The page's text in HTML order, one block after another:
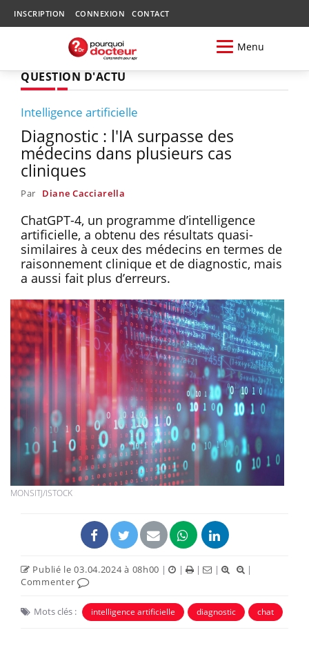
INSCRIPTION CONNEXION CONTACT
Menu
QUESTION D'ACTU
Intelligence artificielle
Diagnostic : l'IA surpasse des
médecins dans plusieurs cas
cliniques
Par Diane Cacciarella
ChatGPT-4, un programme d’intelligence
artificielle, a obtenu des résultats quasi-
similaires à ceux des médecins en termes de
raisonnement clinique et de diagnostic, mais
a aussi fait plus d’erreurs.
MONSITJ/ISTOCK
Publié le 03.04.2024 à 08h00 | | | |
|
Commenter
Mots clés : intelligence artificielle diagnostic chat